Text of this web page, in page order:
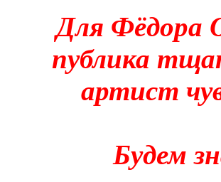
Для Фёдора
публика
артист
Будем